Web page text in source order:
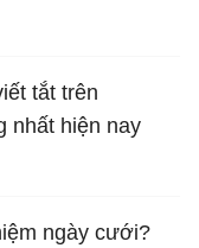
tắt trên
nhất hiện nay
ngày cưới?